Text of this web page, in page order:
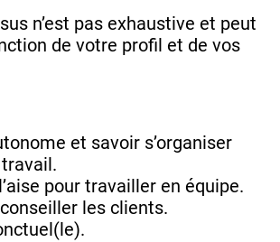
n’est pas exhaustive et peut
de votre profil et de vos
et savoir s’organiser
pour travailler en équipe.
les clients.